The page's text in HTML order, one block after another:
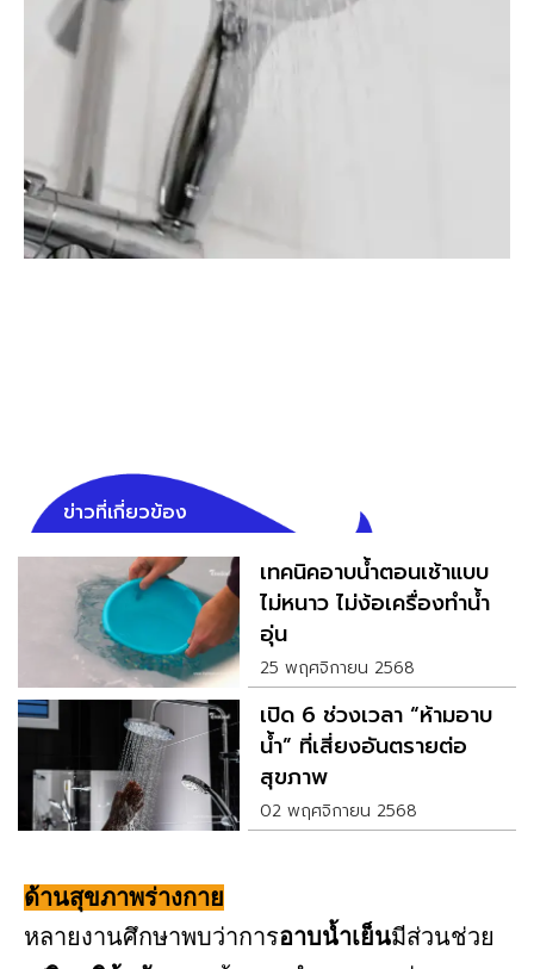
ข่าวที่เกี่ยวข้อง
เทคนิคอาบน้ำตอนเช้าแบบ
ไม่หนาว ไม่ง้อเครื่องทำน้ำ
อุ่น
25 พฤศจิกายน 2568
เปิด 6 ช่วงเวลา “ห้ามอาบ
น้ำ” ที่เสี่ยงอันตรายต่อ
สุขภาพ
02 พฤศจิกายน 2568
ด้านสุขภาพร่างกาย
หลายงานศึกษาพบว่าการอาบน้ำเย็นมีส่วนช่วย